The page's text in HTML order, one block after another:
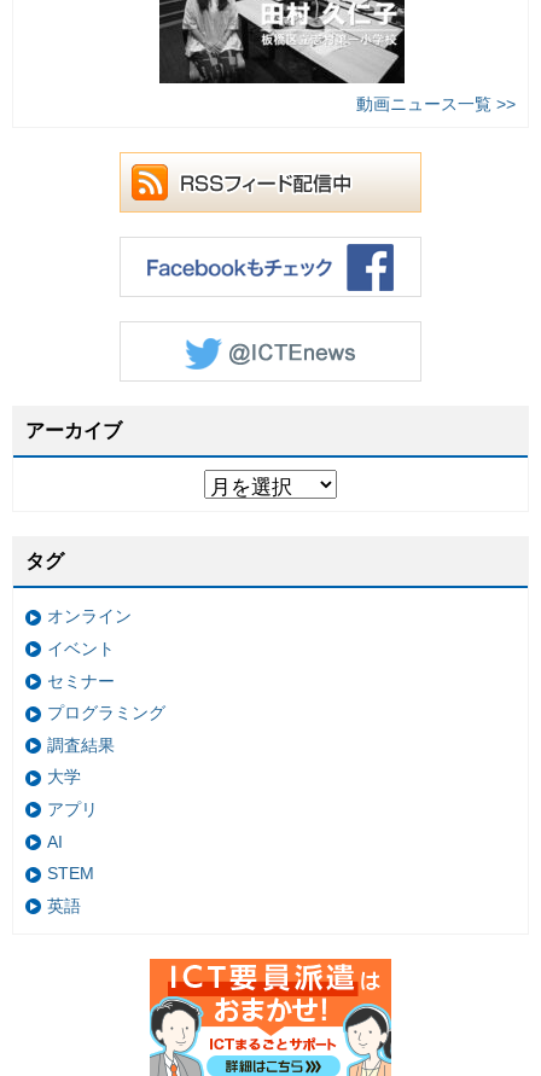
動画ニュース一覧 >>
アーカイブ
タグ
オンライン
イベント
セミナー
プログラミング
調査結果
大学
アプリ
AI
STEM
英語